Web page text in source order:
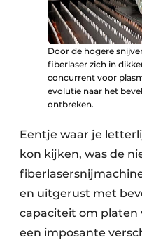
Door de hogere
fiberlaser zich in
concurrent voor
evolutie naar het
ontbreken.
Eentje waar je
kon kijken, was de
en uitgerust met
capaciteit om platen
een imposante